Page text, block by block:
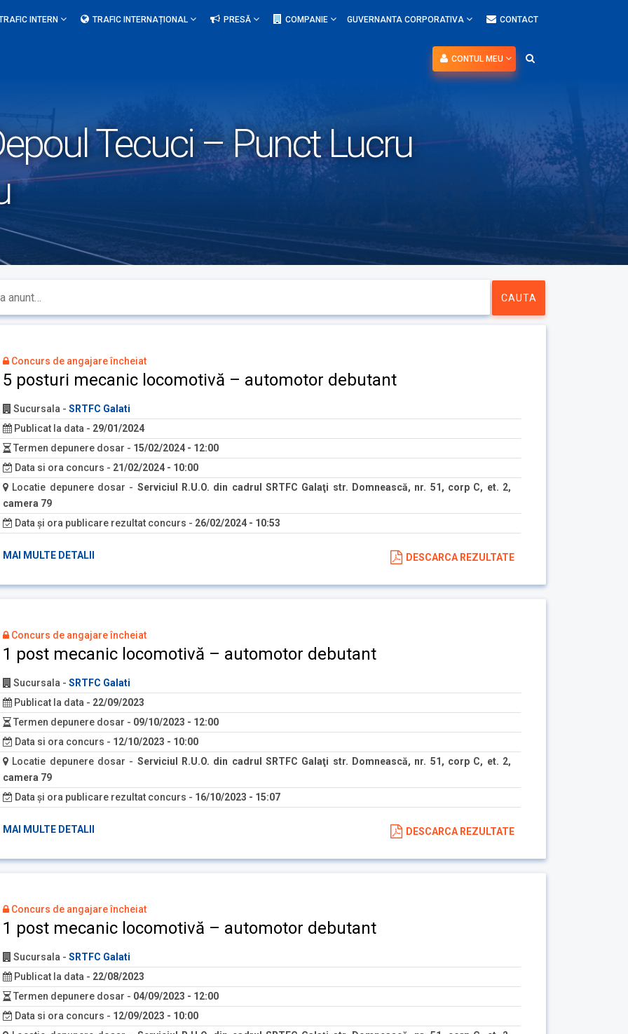
INTERN TRAFIC INTERNAȚIONAL PRESĂ COMPANIE GUVERNANTA CORPORATIVA CONTACT
CONTUL MEU
Tecuci – Punct Lucru
Concurs de angajare încheiat
5 posturi mecanic locomotivă – automotor debutant
Sucursala - SRTFC Galati
Publicat la data - 29/01/2024
Termen depunere dosar - 15/02/2024 - 12:00
Data si ora concurs - 21/02/2024 - 10:00
Locatie depunere dosar - Serviciul R.U.O. din cadrul SRTFC Galaţi str. Domnească, nr. 51, corp C, et. 2,
camera 79
Data și ora publicare rezultat concurs - 26/02/2024 - 10:53
MAI MULTE DETALII DESCARCA REZULTATE
Concurs de angajare încheiat
1 post mecanic locomotivă – automotor debutant
Sucursala - SRTFC Galati
Publicat la data - 22/09/2023
Termen depunere dosar - 09/10/2023 - 12:00
Data si ora concurs - 12/10/2023 - 10:00
Locatie depunere dosar - Serviciul R.U.O. din cadrul SRTFC Galaţi str. Domnească, nr. 51, corp C, et. 2,
camera 79
Data și ora publicare rezultat concurs - 16/10/2023 - 15:07
MAI MULTE DETALII DESCARCA REZULTATE
Concurs de angajare încheiat
1 post mecanic locomotivă – automotor debutant
Sucursala - SRTFC Galati
Publicat la data - 22/08/2023
Termen depunere dosar - 04/09/2023 - 12:00
Data si ora concurs - 12/09/2023 - 10:00